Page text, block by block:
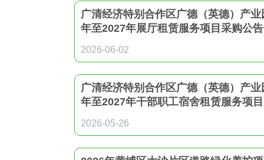
广清经济特别合作区广德（英德）产
年至2027年展厅租赁服务项目采购公告
2026-06-02
广清经济特别合作区广德（英德）产
年至2027年干部职工宿舍租赁服务项
2026-05-26